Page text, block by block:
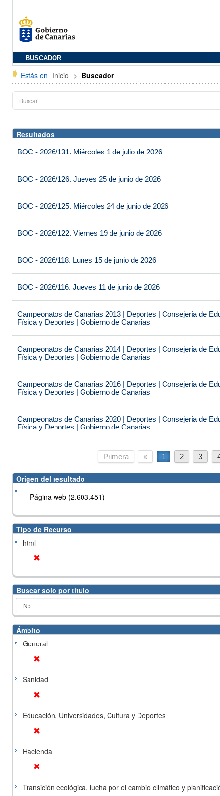
BUSCADOR
Estás en Inicio > Buscador
Resultados
BOC - 2026/131. Miércoles 1 de julio de 2026
BOC - 2026/126. Jueves 25 de junio de 2026
BOC - 2026/125. Miércoles 24 de junio de 2026
BOC - 2026/122. Viernes 19 de junio de 2026
BOC - 2026/118. Lunes 15 de junio de 2026
BOC - 2026/116. Jueves 11 de junio de 2026
Campeonatos de Canarias 2013 | Deportes | Consejería de
Física y Deportes | Gobierno de Canarias
Campeonatos de Canarias 2014 | Deportes | Consejería de
Física y Deportes | Gobierno de Canarias
Campeonatos de Canarias 2016 | Deportes | Consejería de
Física y Deportes | Gobierno de Canarias
Campeonatos de Canarias 2020 | Deportes | Consejería de
Física y Deportes | Gobierno de Canarias
Primera « 1 2 3
Origen del resultado
Página web (2.603.451)
Tipo de Recurso
html
Buscar solo por título
Ámbito
General
Sanidad
Educación, Universidades, Cultura y Deportes
Hacienda
Transición ecológica, lucha por el cambio climático y